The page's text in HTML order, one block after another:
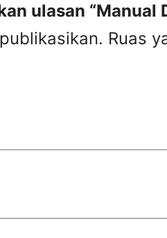
ulasan “Manual
Ruas